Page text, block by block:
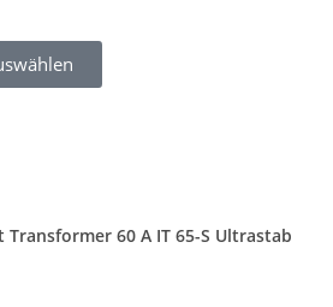
60 A IT 65-S Ultrastab